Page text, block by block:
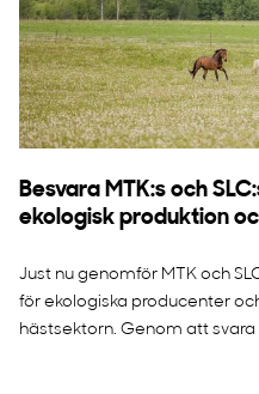
Besvara MTK:s och
ekologisk produktion
Just nu genomför MTK och
för ekologiska producenter
hästsektorn. Genom att svara